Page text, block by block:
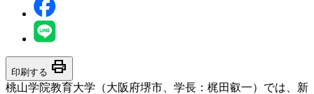
印刷する print
桃山学院教育大学（大阪府堺市、学長：梶田叡一）では、新